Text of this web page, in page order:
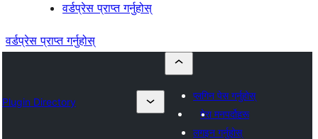
वर्डप्रेस प्राप्त गर्नुहोस्
वर्डप्रेस प्राप्त गर्नुहोस्
Plugin Directory
प्लगिन पेस गर्नुहोस्
मेरा मनपर्दोहरू
लगइन गर्नुहोस्